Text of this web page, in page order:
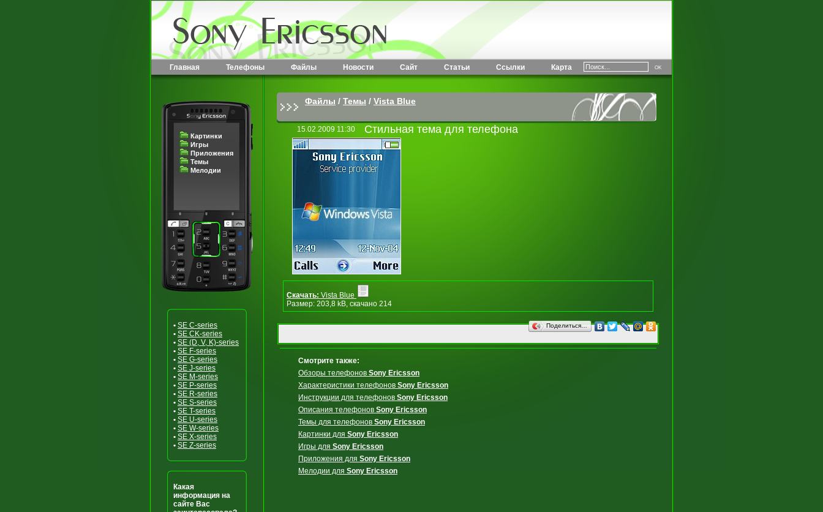
Главная Телефоны Файлы Новости Сайт Статьи Ссылки Карта
Картинки
Игры
Приложения
Темы
Мелодии
• SE C-series
• SE CK-series
• SE (D, V, K)-series
• SE F-series
• SE G-series
• SE J-series
• SE M-series
• SE P-series
• SE R-series
• SE S-series
• SE T-series
• SE U-series
• SE W-series
• SE X-series
• SE Z-series
Какая
информация на
сайте Вас
Файлы / Темы / Vista Blue
15.02.2009 11:30 Стильная тема для телефона
Скачать: Vista Blue
Размер: 203,8 kB, скачано 214
Поделиться…
Смотрите также:
Обзоры телефонов Sony Ericsson
Характеристики телефонов Sony Ericsson
Инструкции для телефонов Sony Ericsson
Описания телефонов Sony Ericsson
Темы для телефонов Sony Ericsson
Картинки для Sony Ericsson
Игры для Sony Ericsson
Приложения для Sony Ericsson
Мелодии для Sony Ericsson